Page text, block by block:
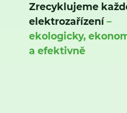
Zrecyklujeme
elektrozařízení–
ekologicky,
a efektivně